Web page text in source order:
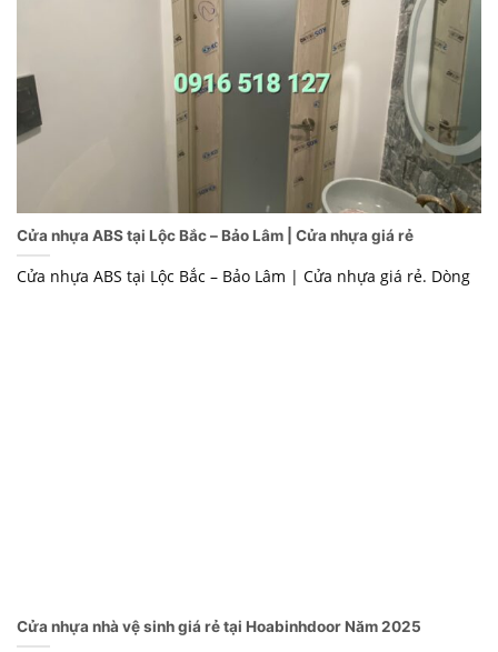
Cửa nhựa ABS tại Lộc Bắc – Bảo Lâm | Cửa nhựa giá rẻ
Cửa nhựa ABS tại Lộc Bắc – Bảo Lâm | Cửa nhựa giá rẻ. Dòng
Cửa nhựa nhà vệ sinh giá rẻ tại Hoabinhdoor Năm 2025